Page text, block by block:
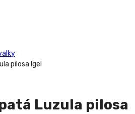
pilosa Igel
Luzula pilosa